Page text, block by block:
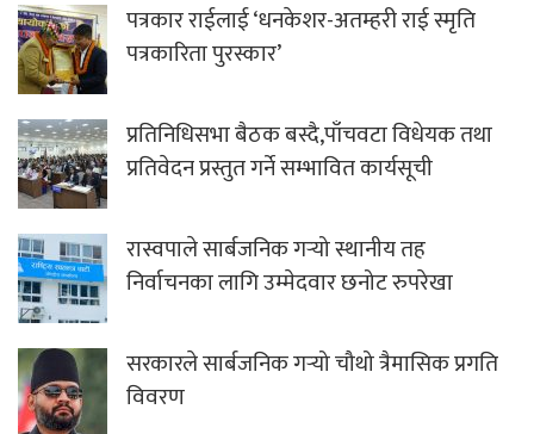
पत्रकार राईलाई ‘धनकेशर-अतम्हरी राई स्मृति
पत्रकारिता पुरस्कार’
प्रतिनिधिसभा बैठक बस्दै,पाँचवटा विधेयक तथा
प्रतिवेदन प्रस्तुत गर्ने सम्भावित कार्यसूची
रास्वपाले सार्बजनिक गर्‍यो स्थानीय तह
निर्वाचनका लागि उम्मेदवार छनोट रुपरेखा
सरकारले सार्बजनिक गर्‍यो चौथो त्रैमासिक प्रगति
विवरण